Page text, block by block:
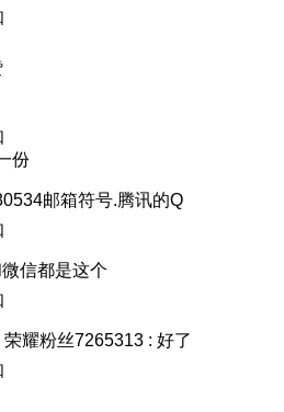
份
邮箱符号.腾讯的Q
信都是这个
荣耀粉丝7265313 : 好了